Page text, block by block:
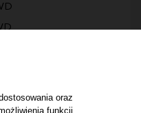
oraz
funkcji